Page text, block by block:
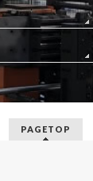
PAGETOP